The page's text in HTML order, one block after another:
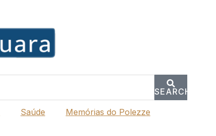
SEARCH
Saúde Memórias do Polezze